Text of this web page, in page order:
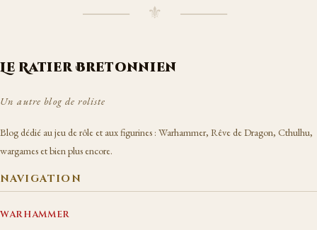
⸻ ⚜ ⸻
Le Ratier Bretonnien
Un autre blog de roliste
Blog dédié au jeu de rôle et aux figurines : Warhammer, Rêve de Dragon, Cthulhu,
wargames et bien plus encore.
NAVIGATION
WARHAMMER